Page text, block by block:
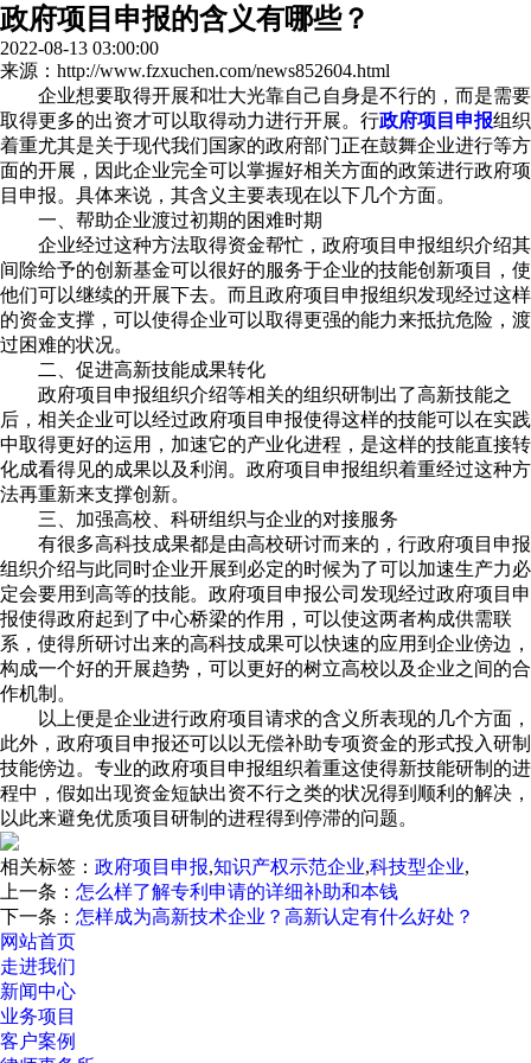
政府项目申报的含义有哪些？
2022-08-13 03:00:00
来源：http://www.fzxuchen.com/news852604.html
企业想要取得开展和壮大光靠自己自身是不行的，而是需要
取得更多的出资才可以取得动力进行开展。行政府项目申报组织
着重尤其是关于现代我们国家的政府部门正在鼓舞企业进行等方
面的开展，因此企业完全可以掌握好相关方面的政策进行政府项
目申报。具体来说，其含义主要表现在以下几个方面。
一、帮助企业渡过初期的困难时期
企业经过这种方法取得资金帮忙，政府项目申报组织介绍其
间除给予的创新基金可以很好的服务于企业的技能创新项目，使
他们可以继续的开展下去。而且政府项目申报组织发现经过这样
的资金支撑，可以使得企业可以取得更强的能力来抵抗危险，渡
过困难的状况。
二、促进高新技能成果转化
政府项目申报组织介绍等相关的组织研制出了高新技能之
后，相关企业可以经过政府项目申报使得这样的技能可以在实践
中取得更好的运用，加速它的产业化进程，是这样的技能直接转
化成看得见的成果以及利润。政府项目申报组织着重经过这种方
法再重新来支撑创新。
三、加强高校、科研组织与企业的对接服务
有很多高科技成果都是由高校研讨而来的，行政府项目申报
组织介绍与此同时企业开展到必定的时候为了可以加速生产力必
定会要用到高等的技能。政府项目申报公司发现经过政府项目申
报使得政府起到了中心桥梁的作用，可以使这两者构成供需联
系，使得所研讨出来的高科技成果可以快速的应用到企业傍边，
构成一个好的开展趋势，可以更好的树立高校以及企业之间的合
作机制。
以上便是企业进行政府项目请求的含义所表现的几个方面，
此外，政府项目申报还可以以无偿补助专项资金的形式投入研制
技能傍边。专业的政府项目申报组织着重这使得新技能研制的进
程中，假如出现资金短缺出资不行之类的状况得到顺利的解决，
以此来避免优质项目研制的进程得到停滞的问题。
相关标签： 政府项目申报,知识产权示范企业,科技型企业,
上一条： 怎么样了解专利申请的详细补助和本钱
下一条： 怎样成为高新技术企业？高新认定有什么好处？
网站首页
走进我们
新闻中心
业务项目
客户案例